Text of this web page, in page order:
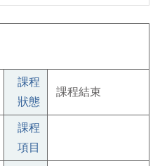
課程
狀態
課程結束
課程
項目